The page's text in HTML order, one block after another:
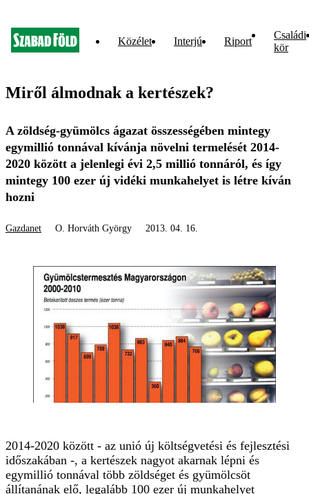
Közélet Interjú Riport
Családi
kör
Miről álmodnak a kertészek?
A zöldség-gyümölcs ágazat összességében mintegy
egymillió tonnával kívánja növelni termelését 2014-
2020 között a jelenlegi évi 2,5 millió tonnáról, és így
mintegy 100 ezer új vidéki munkahelyet is létre kíván
hozni
Gazdanet O. Horváth György 2013. 04. 16.
2014-2020 között - az unió új költségvetési és fejlesztési
időszakában -, a kertészek nagyot akarnak lépni és
egymillió tonnával több zöldséget és gyümölcsöt
állítanának elő, legalább 100 ezer új munkahelyet